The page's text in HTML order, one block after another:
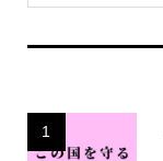
1